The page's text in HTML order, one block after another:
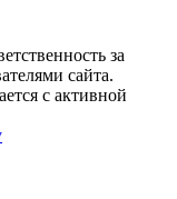
за
сайта.
с активной